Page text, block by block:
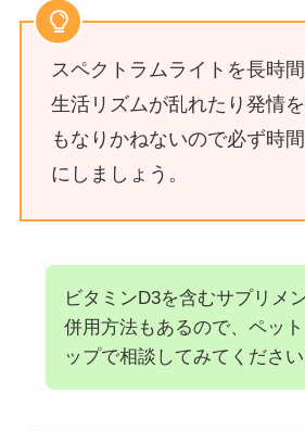
スペクトラムライトを長時間
生活リズムが乱れたり発情
もなりかねないので必ず時
にしましょう。
ビタミンD3を含むサプリメ
併用方法もあるので、ペット
ップで相談してみてくださ